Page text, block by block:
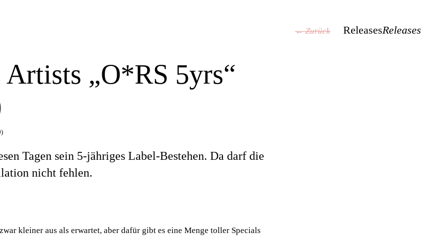
← Zurück ReleasesReleases
Artists „O*RS 5yrs“
Tagen sein 5-jähriges Label-Bestehen. Da darf die
nicht fehlen.
kleiner aus als erwartet, aber dafür gibt es eine Menge toller Specials